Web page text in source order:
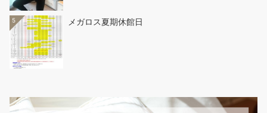
5 メガロス夏期休館日